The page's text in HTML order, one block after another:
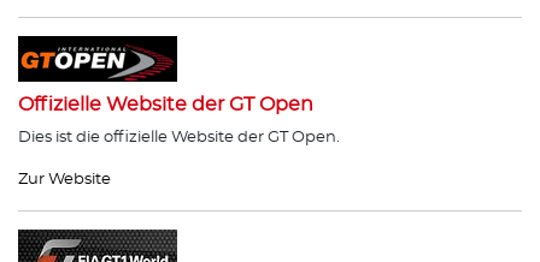
Offizielle Website der GT Open
Dies ist die offizielle Website der GT Open.
Zur Website